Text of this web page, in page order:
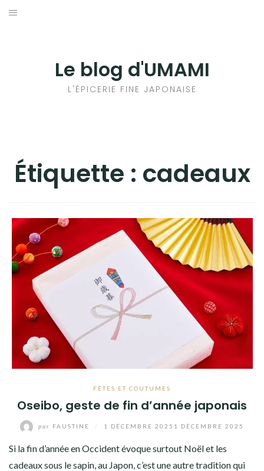
Aller
Le blog d'UMAMI
L'ÉPICERIE FINE JAPONAISE
Étiquette : cadeaux
FÊTES ET COUTUMES
Oseibo, geste de fin d’année japonais
par FAUSTINE 1 DÉCEMBRE 2025 1 DÉCEMBRE 2025
Si la fin d’année en Occident évoque surtout Noël et les
cadeaux sous le sapin, au Japon, c’est une autre tradition qui